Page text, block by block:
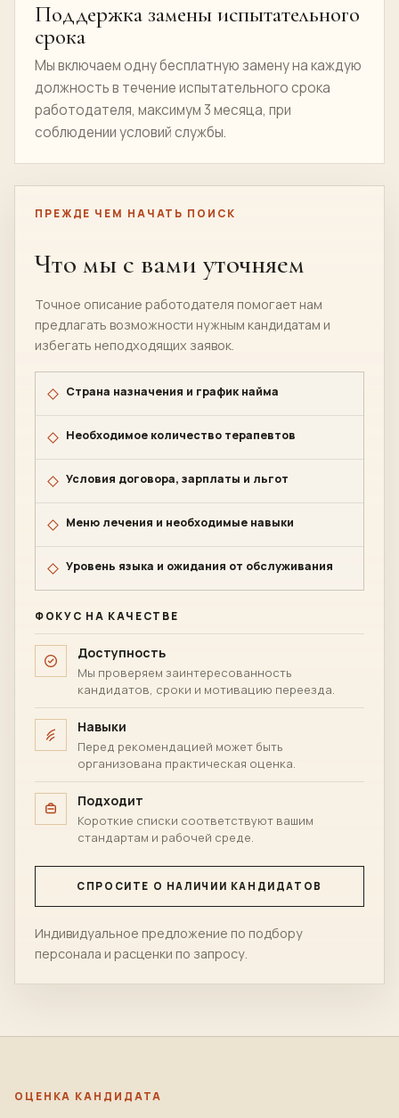
Поддержка замены испытательного
срока
Мы включаем одну бесплатную замену на каждую
должность в течение испытательного срока
работодателя, максимум 3 месяца, при
соблюдении условий службы.
ПРЕЖДЕ ЧЕМ НАЧАТЬ ПОИСК
Что мы с вами уточняем
Точное описание работодателя помогает нам
предлагать возможности нужным кандидатам и
избегать неподходящих заявок.
Страна назначения и график найма
Необходимое количество терапевтов
Условия договора, зарплаты и льгот
Меню лечения и необходимые навыки
Уровень языка и ожидания от обслуживания
ФОКУС НА КАЧЕСТВЕ
Доступность
Мы проверяем заинтересованность
кандидатов, сроки и мотивацию переезда.
Навыки
Перед рекомендацией может быть
организована практическая оценка.
Подходит
Короткие списки соответствуют вашим
стандартам и рабочей среде.
СПРОСИТЕ О НАЛИЧИИ КАНДИДАТОВ
Индивидуальное предложение по подбору
персонала и расценки по запросу.
ОЦЕНКА КАНДИДАТА